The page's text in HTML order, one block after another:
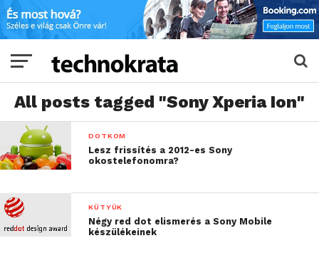
All posts tagged "Sony Xperia Ion"
DOTKOM
Lesz frissítés a 2012-es Sony
okostelefonomra?
KÜTYÜK
Négy red dot elismerés a Sony Mobile
készülékeinek